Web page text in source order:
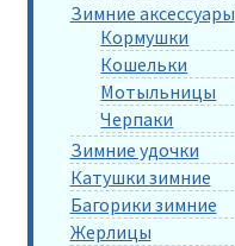
Зимние аксессуары
Кормушки
Кошельки
Мотыльницы
Черпаки
Зимние удочки
Катушки зимние
Багорики зимние
Жерлицы